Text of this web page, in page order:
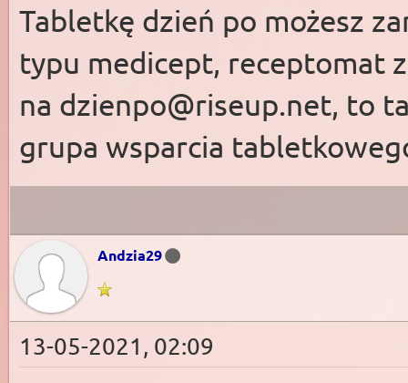
Tabletkę dzień po możesz
typu medicept, receptomat
na dzienpo@riseup.net, to
grupa wsparcia
Andzia29
13-05-2021, 02:09